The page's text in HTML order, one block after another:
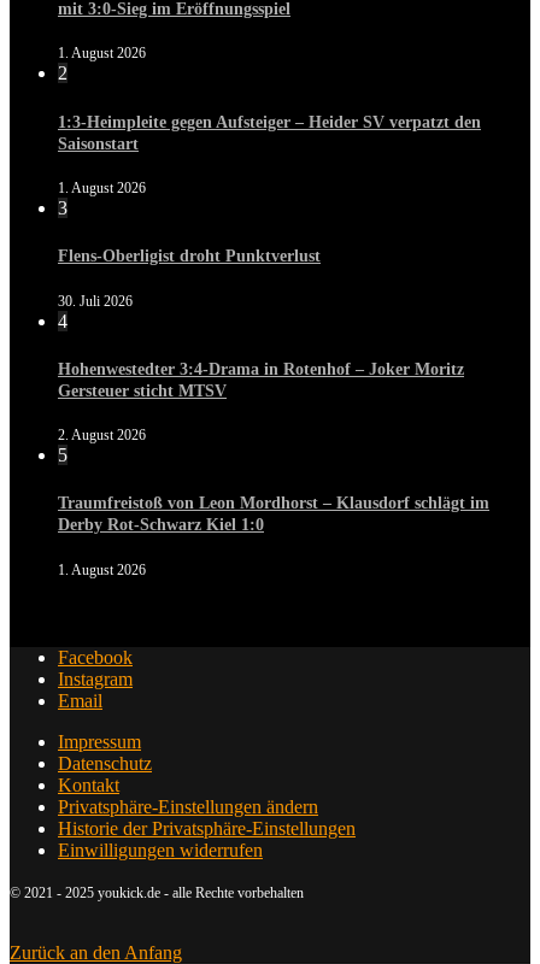
mit 3:0-Sieg im Eröffnungsspiel
1. August 2026
2
1:3-Heimpleite gegen Aufsteiger – Heider SV verpatzt den
Saisonstart
1. August 2026
3
Flens-Oberligist droht Punktverlust
30. Juli 2026
4
Hohenwestedter 3:4-Drama in Rotenhof – Joker Moritz
Gersteuer sticht MTSV
2. August 2026
5
Traumfreistoß von Leon Mordhorst – Klausdorf schlägt im
Derby Rot-Schwarz Kiel 1:0
1. August 2026
Facebook
Instagram
Email
Impressum
Datenschutz
Kontakt
Privatsphäre-Einstellungen ändern
Historie der Privatsphäre-Einstellungen
Einwilligungen widerrufen
© 2021 - 2025 youkick.de - alle Rechte vorbehalten
Zurück an den Anfang